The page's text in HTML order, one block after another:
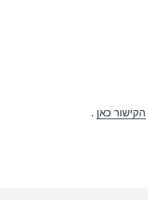
הקישור כאן .